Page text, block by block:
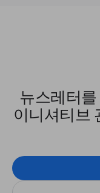
뉴스레터
이니셔티브